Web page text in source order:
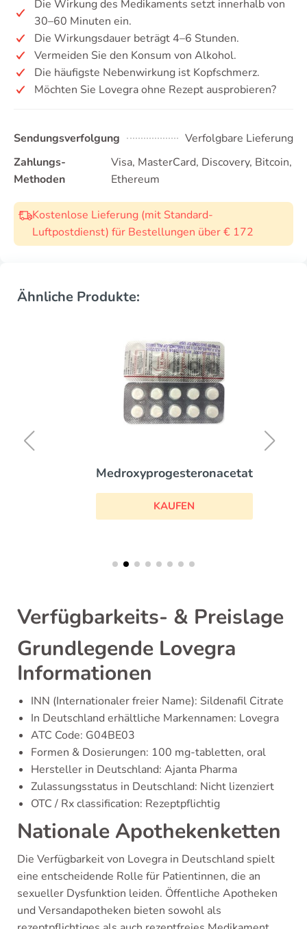
Die Wirkung des Medikaments setzt innerhalb von
30–60 Minuten ein.
Die Wirkungsdauer beträgt 4–6 Stunden.
Vermeiden Sie den Konsum von Alkohol.
Die häufigste Nebenwirkung ist Kopfschmerz.
Möchten Sie Lovegra ohne Rezept ausprobieren?
Sendungsverfolgung
Verfolgbare Lieferung
Zahlungs-
Methoden
Visa, MasterCard, Discovery, Bitcoin,
Ethereum
Kostenlose Lieferung (mit Standard-
Luftpostdienst) für Bestellungen über € 172
Ähnliche Produkte:
Medroxyprogesteronacetat
KAUFEN
Verfügbarkeits- & Preislage
Grundlegende Lovegra
Informationen
INN (Internationaler freier Name): Sildenafil Citrate
In Deutschland erhältliche Markennamen: Lovegra
ATC Code: G04BE03
Formen & Dosierungen: 100 mg-tabletten, oral
Hersteller in Deutschland: Ajanta Pharma
Zulassungsstatus in Deutschland: Nicht lizenziert
OTC / Rx classification: Rezeptpflichtig
Nationale Apothekenketten
Die Verfügbarkeit von Lovegra in Deutschland spielt
eine entscheidende Rolle für Patientinnen, die an
sexueller Dysfunktion leiden. Öffentliche Apotheken
und Versandapotheken bieten sowohl als